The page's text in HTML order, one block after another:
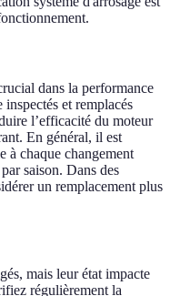
dans la performance
et remplacés
l’efficacité du moteur
En général, il est
à chaque changement
saison. Dans des
un remplacement plus
mais leur état impacte
régulièrement la